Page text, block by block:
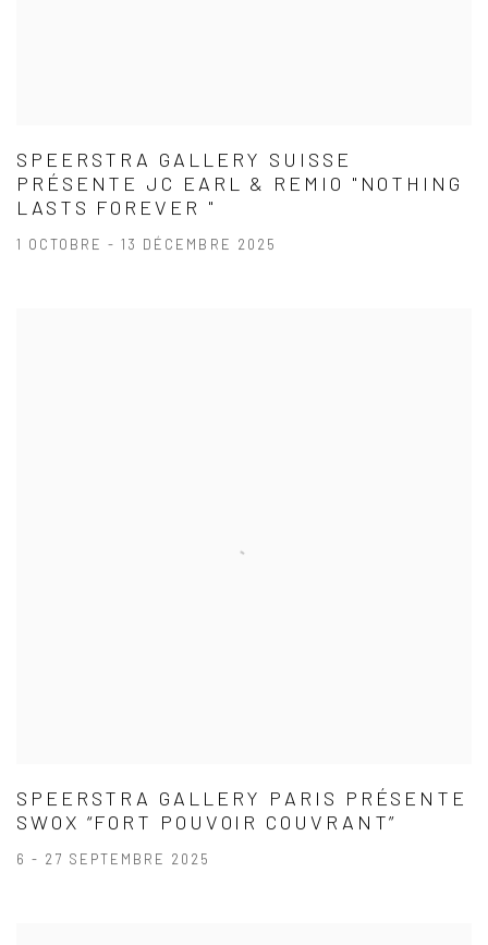
SPEERSTRA GALLERY SUISSE
PRÉSENTE JC EARL & REMIO "NOTHING
LASTS FOREVER "
1 OCTOBRE - 13 DÉCEMBRE 2025
SPEERSTRA GALLERY PARIS PRÉSENTE
SWOX “FORT POUVOIR COUVRANT”
6 - 27 SEPTEMBRE 2025